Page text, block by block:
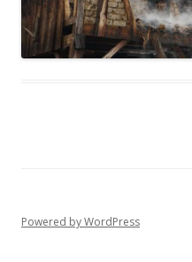
Powered by WordPress